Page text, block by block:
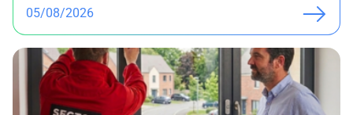
05/08/2026